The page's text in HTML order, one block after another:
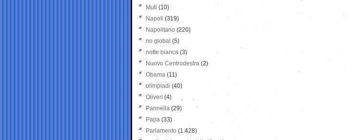
Muti (10)
Napoli (319)
Napolitano (220)
no global (5)
notte bianca (3)
Nuovo Centrodestra (2)
Obama (11)
olimpiadi (40)
Oliveri (4)
Pannella (29)
Papa (33)
Parlamento (1.428)